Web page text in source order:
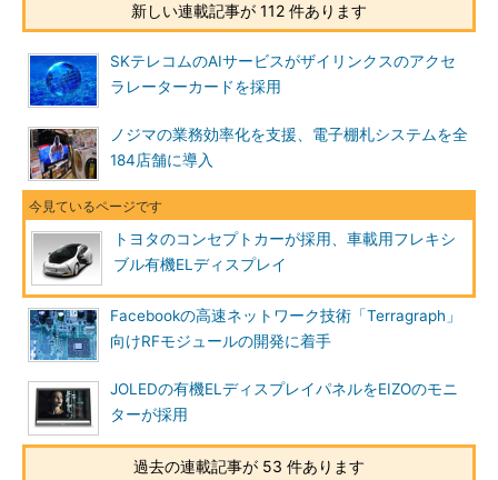
新しい連載記事が 112 件あります
SKテレコムのAIサービスがザイリンクスのアクセ
ラレーターカードを採用
ノジマの業務効率化を支援、電子棚札システムを全
184店舗に導入
トヨタのコンセプトカーが採用、車載用フレキシ
ブル有機ELディスプレイ
Facebookの高速ネットワーク技術「Terragraph」
向けRFモジュールの開発に着手
JOLEDの有機ELディスプレイパネルをEIZOのモニ
ターが採用
過去の連載記事が 53 件あります